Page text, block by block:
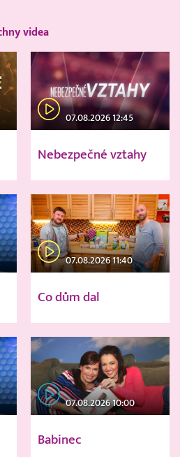
videa
07.08.2026 12:45
Nebezpečné vztahy
07.08.2026 11:40
Co dům dal
07.08.2026 10:00
Babinec